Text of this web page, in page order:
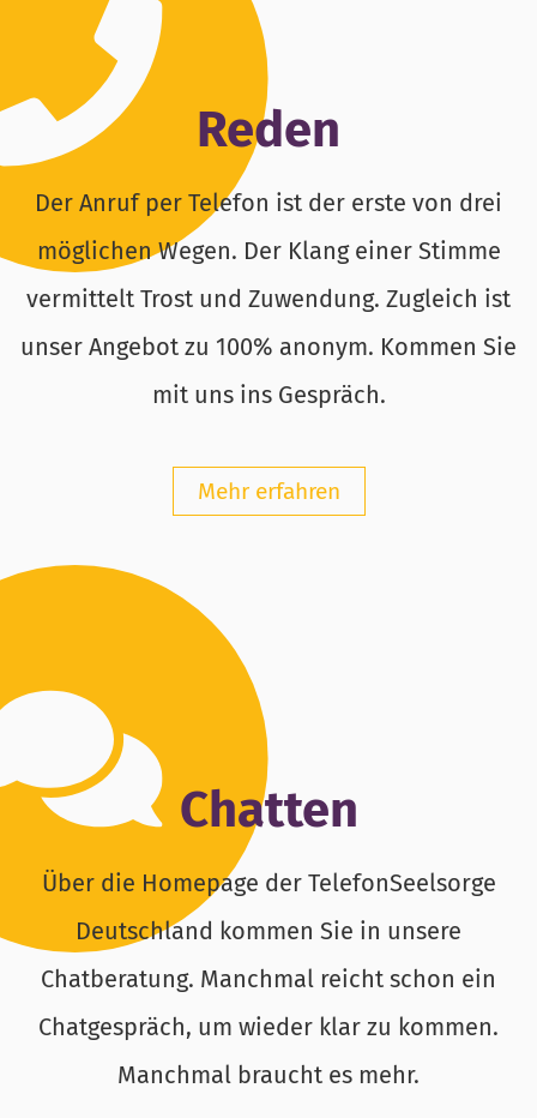
Reden
Der Anruf per Telefon ist der erste von drei
möglichen Wegen. Der Klang einer Stimme
vermittelt Trost und Zuwendung. Zugleich ist
unser Angebot zu 100% anonym. Kommen Sie
mit uns ins Gespräch.
Mehr erfahren
Chatten
Über die Homepage der TelefonSeelsorge
Deutschland kommen Sie in unsere
Chatberatung. Manchmal reicht schon ein
Chatgespräch, um wieder klar zu kommen.
Manchmal braucht es mehr.